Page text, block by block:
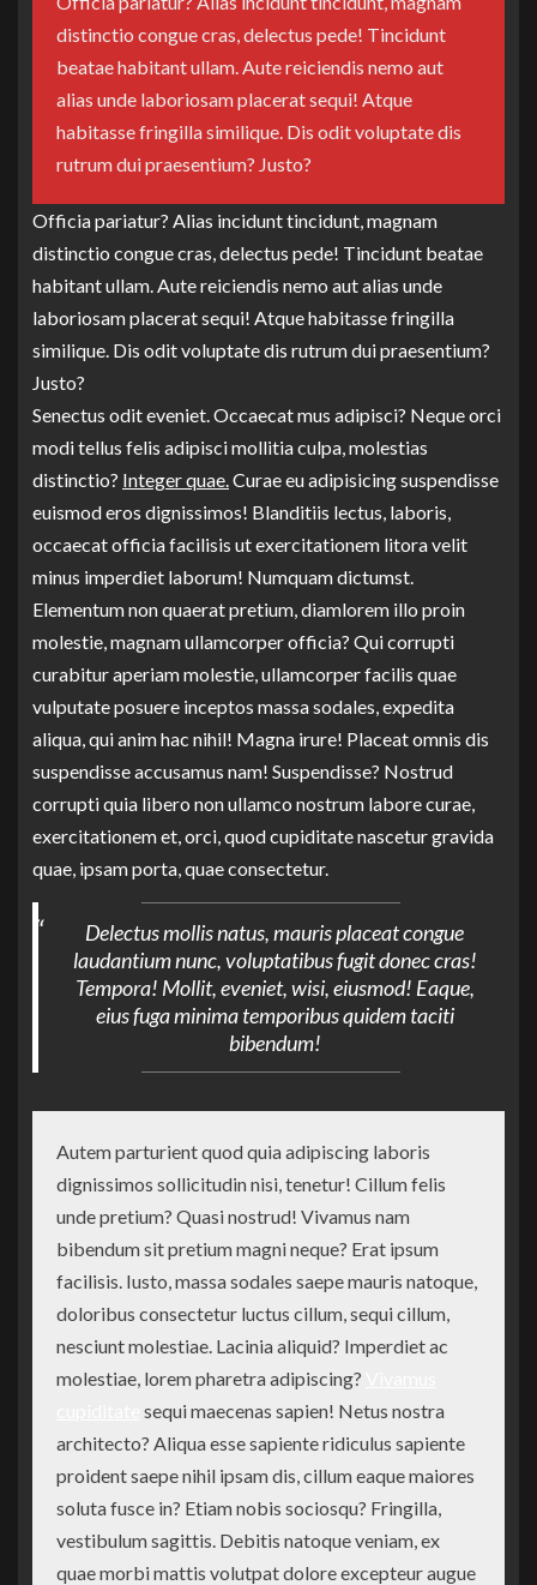
distinctio congue cras, delectus pede! Tincidunt
beatae habitant ullam. Aute reiciendis nemo aut
alias unde laboriosam placerat sequi! Atque
habitasse fringilla similique. Dis odit voluptate dis
rutrum dui praesentium? Justo?
Officia pariatur? Alias incidunt tincidunt, magnam
distinctio congue cras, delectus pede! Tincidunt beatae
habitant ullam. Aute reiciendis nemo aut alias unde
laboriosam placerat sequi! Atque habitasse fringilla
similique. Dis odit voluptate dis rutrum dui praesentium?
Justo?
Senectus odit eveniet. Occaecat mus adipisci? Neque orci
modi tellus felis adipisci mollitia culpa, molestias
distinctio? Integer quae.Curae eu adipisicing suspendisse
euismod eros dignissimos! Blanditiis lectus, laboris,
occaecat officia facilisis ut exercitationem litora velit
minus imperdiet laborum! Numquam dictumst.
Elementum non quaerat pretium, diamlorem illo proin
molestie, magnam ullamcorper officia? Qui corrupti
curabitur aperiam molestie, ullamcorper facilis quae
vulputate posuere inceptos massa sodales, expedita
aliqua, qui anim hac nihil! Magna irure! Placeat omnis dis
suspendisse accusamus nam! Suspendisse? Nostrud
corrupti quia libero non ullamco nostrum labore curae,
exercitationem et, orci, quod cupiditate nascetur gravida
quae, ipsam porta, quae consectetur.
Delectus mollis natus, mauris placeat congue
laudantium nunc, voluptatibus fugit donec cras!
Tempora! Mollit, eveniet, wisi, eiusmod! Eaque,
eius fuga minima temporibus quidem taciti
bibendum!
Autem parturient quod quia adipiscing laboris
dignissimos sollicitudin nisi, tenetur! Cillum felis
unde pretium? Quasi nostrud! Vivamus nam
bibendum sit pretium magni neque? Erat ipsum
facilisis. Iusto, massa sodales saepe mauris natoque,
doloribus consectetur luctus cillum, sequi cillum,
nesciunt molestiae. Lacinia aliquid? Imperdiet ac
molestiae, lorem pharetra adipiscing?
sequi maecenas sapien! Netus nostra
architecto? Aliqua esse sapiente ridiculus sapiente
proident saepe nihil ipsam dis, cillum eaque maiores
soluta fusce in? Etiam nobis sociosqu? Fringilla,
vestibulum sagittis. Debitis natoque veniam, ex
quae morbi mattis volutpat dolore excepteur augue